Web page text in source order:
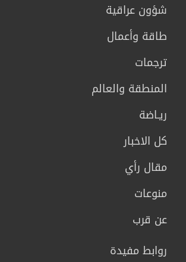
شؤون عراقية
طاقة وأعمال
ترجمات
المنطقة والعالم
ريـاضة
كل الاخبار
مقال رأي
منوعات
عن قرب
روابط مفيدة